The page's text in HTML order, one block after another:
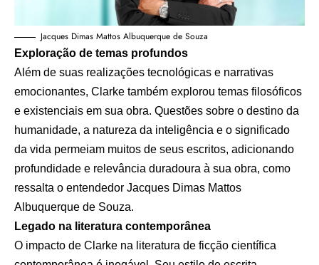
Jacques Dimas Mattos Albuquerque de Souza
Exploração de temas profundos
Além de suas realizações tecnológicas e narrativas
emocionantes, Clarke também explorou temas filosóficos
e existenciais em sua obra. Questões sobre o destino da
humanidade, a natureza da inteligência e o significado
da vida permeiam muitos de seus escritos, adicionando
profundidade e relevância duradoura à sua obra, como
ressalta o entendedor Jacques Dimas Mattos
Albuquerque de Souza.
Legado na literatura contemporânea
O impacto de Clarke na literatura de ficção científica